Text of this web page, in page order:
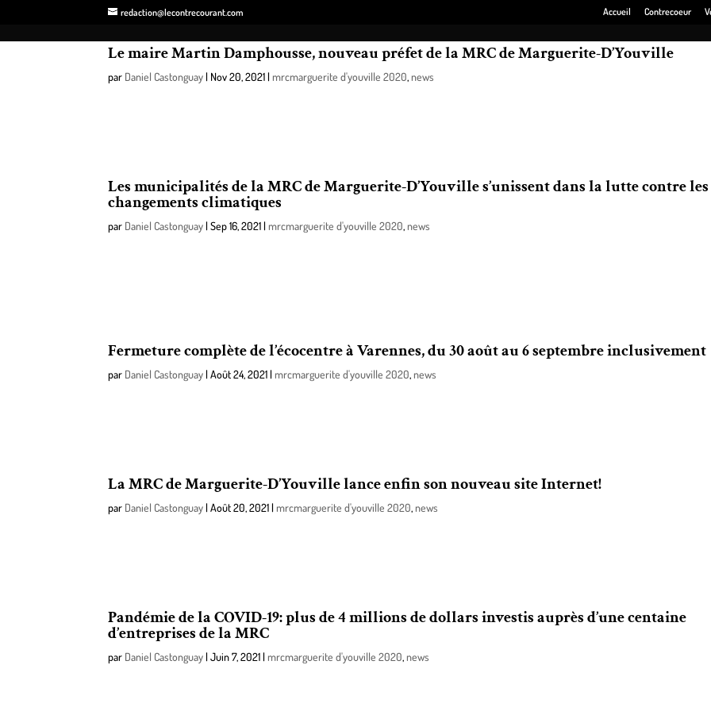
redaction@lecontrecourant.com Accueil Contrecoeur
Le maire Martin Damphousse, nouveau préfet de la MRC de Marguerite-D’Youville
par Daniel Castonguay| Nov 20, 2021| mrcmarguerite d'youville 2020,news
Les municipalités de la MRC de Marguerite-D’Youville s’unissent dans la lutte contre les
changements climatiques
par Daniel Castonguay| Sep 16, 2021| mrcmarguerite d'youville 2020,news
Fermeture complète de l’écocentre à Varennes, du 30 août au 6 septembre inclusivement
par Daniel Castonguay| Août 24, 2021| mrcmarguerite d'youville 2020,news
La MRC de Marguerite-D’Youville lance enfin son nouveau site Internet!
par Daniel Castonguay| Août 20, 2021| mrcmarguerite d'youville 2020,news
Pandémie de la COVID-19: plus de 4 millions de dollars investis auprès d’une centaine
d’entreprises de la MRC
par Daniel Castonguay| Juin 7, 2021| mrcmarguerite d'youville 2020,news